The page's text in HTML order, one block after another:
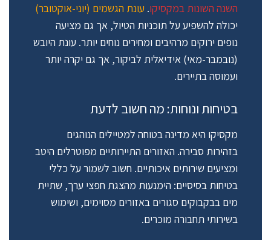
השנה השונות במקסיקו. עונת הגשמים (יוני-אוקטובר)
יכולה להשפיע על תוכניות הטיול, אך גם מציעה
נופים ירוקים מרהיבים ומחירים נוחים יותר. עונת היובש
(נובמבר-מאי) אידיאלית לביקור, אך גם יקרה יותר
ועמוסה בתיירים.
בטיחות ונוחות: מה חשוב לדעת
מקסיקו היא מדינה בטוחה למטיילים הנוהגים
בזהירות סבירה. האזורים התיירותיים מפוטרלים היטב
ומציעים שירותים איכותיים. חשוב לשמור על כללי
בטיחות בסיסיים: הימנעות מהצגת חפצי ערך, שתיית
מים בבקבוקים סגורים באזורים מסוימים, ושימוש
בשירותי תחבורה מוכרים.